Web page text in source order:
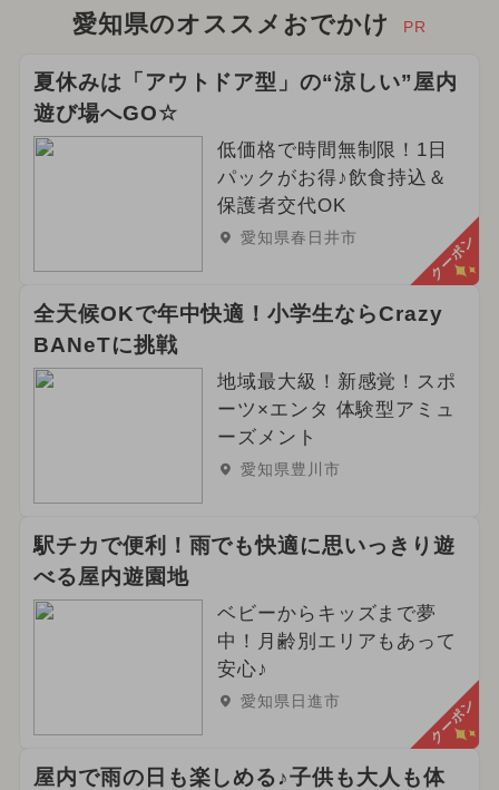
愛知県のオススメおでかけ PR
夏休みは「アウトドア型」の“涼しい”屋内
遊び場へGO☆
低価格で時間無制限！1日
パックがお得♪飲食持込＆
保護者交代OK
愛知県春日井市 クーポン
全天候OKで年中快適！小学生ならCrazy
BANeTに挑戦
地域最大級！新感覚！スポ
ーツ×エンタ 体験型アミュ
ーズメント
愛知県豊川市
駅チカで便利！雨でも快適に思いっきり遊
べる屋内遊園地
ベビーからキッズまで夢
中！月齢別エリアもあって
安心♪
愛知県日進市 クーポン
屋内で雨の日も楽しめる♪子供も大人も体